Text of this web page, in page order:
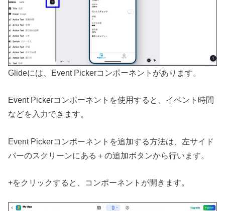
Glideには、Event Pickerコンポーネントがあります。
Event Pickerコンポーネントを使用すると、イベント時間
などを入力できます。
Event Pickerコンポーネントを追加する方法は、左サイド
バーのスクリーンにある＋の追加ボタンから行います。
+をクリックすると、コンポーネントが開きます。